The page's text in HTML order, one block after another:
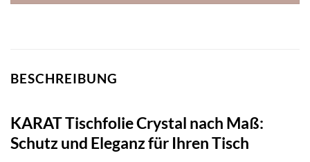
BESCHREIBUNG
KARAT Tischfolie Crystal nach Maß:
Schutz und Eleganz für Ihren Tisch